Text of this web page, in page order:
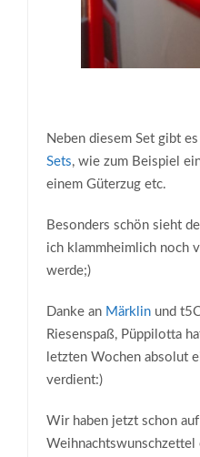
Neben diesem Set gibt
Sets, wie zum Beispiel
einem Güterzug etc.
Besonders schön sieht
ich klammheimlich noch
werde;)
Danke an Märklin und
Riesenspaß, Püppilotta
letzten Wochen absolut
verdient:)
Wir haben jetzt schon
Weihnachtswunschzettel